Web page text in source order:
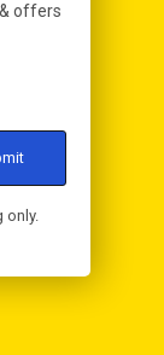
offers
only.